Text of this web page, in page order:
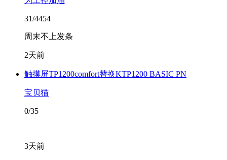
31/4454
周末不上发条
2天前
触摸屏TP1200comfort替换KTP1200 BASIC PN
宝贝猫
0/35
3天前